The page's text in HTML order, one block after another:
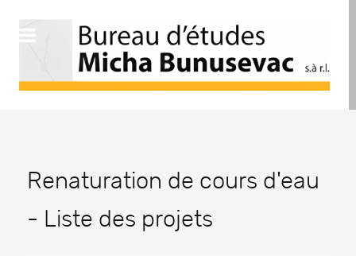
Renaturation de cours d'eau
- Liste des projets